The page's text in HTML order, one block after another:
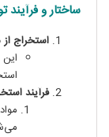
ساختار و فرآیند
استخراج
فرآیند